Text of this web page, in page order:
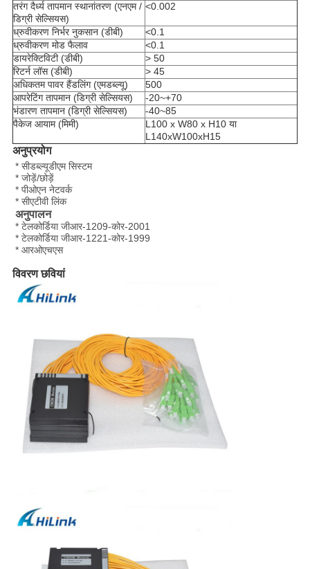
तरंग दैर्ध्य तापमान स्थानांतरण (एनएम /
डिग्री सेल्सियस)
<0.002
ध्रुवीकरण निर्भर नुकसान (डीबी)
<0.1
ध्रुवीकरण मोड फैलाव
<0.1
डायरेक्टिविटी (डीबी)
> 50
रिटर्न लॉस (डीबी)
> 45
अधिकतम पावर हैंडलिंग (एमडब्ल्यू)
500
आपरेटिंग तापमान (डिग्री सेल्सियस)
-20~+70
भंडारण तापमान (डिग्री सेल्सियस)
-40~85
पैकेज आयाम (मिमी)
L100 x W80 x H10 या
L140xW100xH15
अनुप्रयोग
* सीडब्ल्यूडीएम सिस्टम
* जोड़ें/छोड़ें
* पीओएन नेटवर्क
* सीएटीवी लिंक
अनुपालन
* टेलकोर्डिया जीआर-1209-कोर-2001
* टेलकोर्डिया जीआर-1221-कोर-1999
* आरओएचएस
विवरण छवियां